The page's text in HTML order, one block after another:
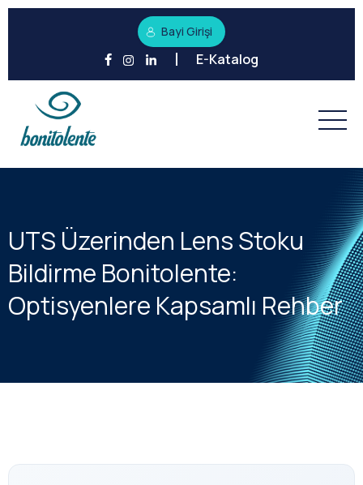
Bayi Girişi
E-Katalog
UTS Üzerinden Lens Stoku
Bildirme Bonitolente:
Optisyenlere Kapsamlı Rehber